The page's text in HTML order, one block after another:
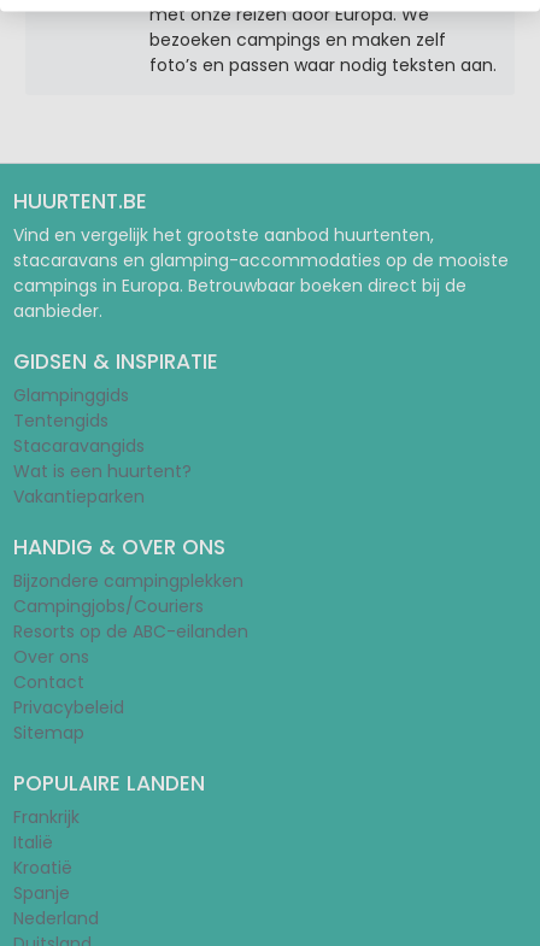
met onze reizen door Europa. We
bezoeken campings en maken zelf
foto’s en passen waar nodig teksten aan.
HUURTENT.BE
Vind en vergelijk het grootste aanbod huurtenten,
stacaravans en glamping-accommodaties op de mooiste
campings in Europa. Betrouwbaar boeken direct bij de
aanbieder.
GIDSEN & INSPIRATIE
Glampinggids
Tentengids
Stacaravangids
Wat is een huurtent?
Vakantieparken
HANDIG & OVER ONS
Bijzondere campingplekken
Campingjobs/Couriers
Resorts op de ABC-eilanden
Over ons
Contact
Privacybeleid
Sitemap
POPULAIRE LANDEN
Frankrijk
Italië
Kroatië
Spanje
Nederland